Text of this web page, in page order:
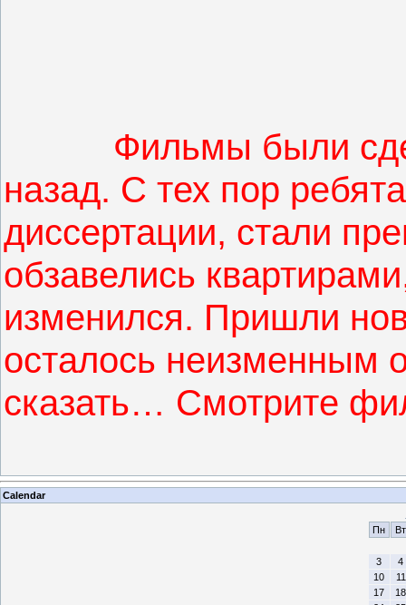
Фильмы были
назад. С тех пор
диссертации, стали
обзавелись
изменился. Пришли
осталось
сказать… Смотрите
Calendar
Пн
Вт
3
4
10
11
17
18